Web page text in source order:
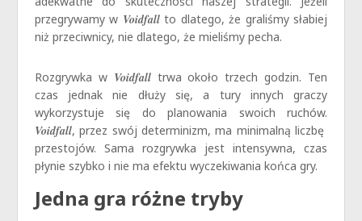
przegrywamy w Voidfall to dlatego, że graliśmy słabiej
niż przeciwnicy, nie dlatego, że mieliśmy pecha.
Rozgrywka w Voidfall trwa około trzech godzin. Ten
czas jednak nie dłuży się, a tury innych graczy
wykorzystuje się do planowania swoich ruchów.
Voidfall, przez swój determinizm, ma minimalną liczbę
przestojów. Sama rozgrywka jest intensywna, czas
płynie szybko i nie ma efektu wyczekiwania końca gry.
Jedna gra różne tryby